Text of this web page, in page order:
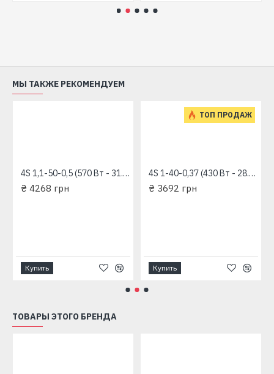
МЫ ТАКЖЕ РЕКОМЕНДУЕМ
4S 1,1-50-0,5 (570 Вт - 31.6 л/мин - напор: 98 м) "RUDES" глубинный насос для скважин
₴ 4268 грн
Купить
ТОП ПРОДАЖ
4S 1-40-0,37 (430 Вт - 28.3 л/мин - напор: 92 м) "RUDES" глубинный насос для скважин
₴ 3692 грн
Купить
ТОВАРЫ ЭТОГО БРЕНДА